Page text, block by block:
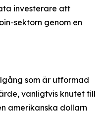
investerare att
sektorn genom en
som är utformad
vanligtvis knutet till
amerikanska dollarn